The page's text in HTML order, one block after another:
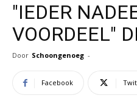
"IEDER
VOORDEEL"
Door Schoongenoeg -
Facebook